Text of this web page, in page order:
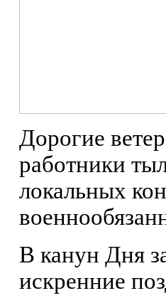
Дорогие
работники
локальных
В канун Дня
искренние